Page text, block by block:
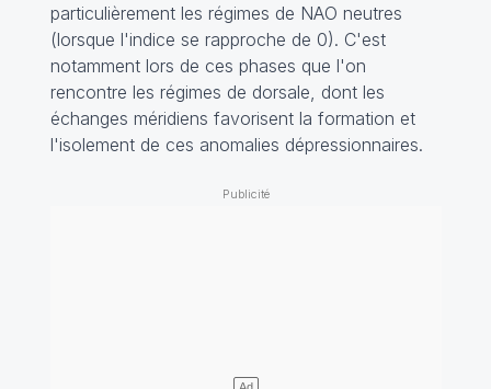
particulièrement les régimes de NAO neutres
(lorsque l'indice se rapproche de 0). C'est
notamment lors de ces phases que l'on
rencontre les régimes de dorsale, dont les
échanges méridiens favorisent la formation et
l'isolement de ces anomalies dépressionnaires.